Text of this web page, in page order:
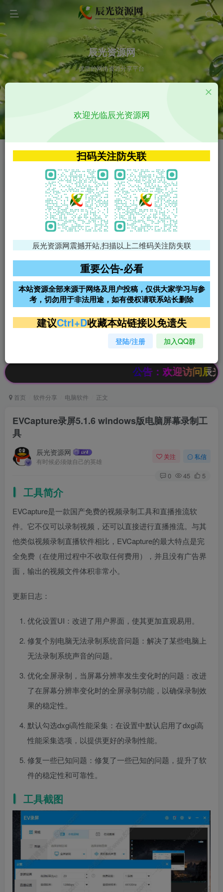
辰光资源网
优质的网络资源分享平台
VIP特权介绍 APP源码
VIP特权介绍
火
VIP特权介绍
影视源码
影视源码
免费领支付宝红包
腾讯轻量4核4G3M服务器38元/
阿里云2核2G200M服务器68元/
年
雨云高防免备案服务器
超低价文字广告位招租 超低价文字广告位招租
超低价文字广告位招租
公告：欢迎访问辰光资
首页 软件分享 电脑软件 正文
EVCapture录屏5.1.6 windows版电脑屏幕录制工
具
辰光资源网
有时候必须做自己的英雄
关注 私信
0 45 5
工具简介
EVCapture是一款国产免费的视频录制工具和直播推流软
件。它不仅可以录制视频，还可以直接进行直播推流。与其
他类似视频录制直播软件相比，EVCapture的最大特点是完
全免费（在使用过程中不收取任何费用），并且没有广告界
面，输出的视频文件体积非常小。
更新日志：
优化设置UI：改进了用户界面，使其更加直观易用。
修复个别电脑无法录制系统音问题：解决了某些电脑上
无法录制系统声音的问题。
优化全屏录制，当屏幕分辨率发生变化时的问题：改进
了在屏幕分辨率变化时的全屏录制功能，以确保录制效
果的稳定性。
默认勾选dxgi高性能采集：在设置中默认启用了dxgi高
性能采集选项，以提供更好的录制性能。
修复一些已知问题：修复了一些已知的问题，提升了软
件的稳定性和可靠性。
工具截图
欢迎光临辰光资源网
扫码关注防失联
辰光资源网震撼开站,扫描以上二维码关注防失联
重要公告-必看
本站资源全部来源于网络及用户投稿，仅供大家学习与参
考，切勿用于非法用途，如有侵权请联系站长删除
建议Ctrl+D收藏本站链接以免遗失
登陆/注册 加入QQ群